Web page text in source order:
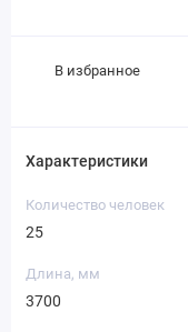
В избранное
Характеристики
Количество человек
25
Длина, мм
3700